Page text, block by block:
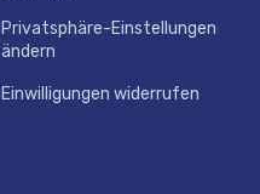
Privatsphäre-Einstellungen
ändern
Einwilligungen widerrufen